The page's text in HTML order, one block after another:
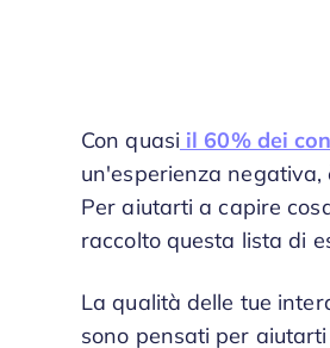
Con quasi il 60% dei
un'esperienza
Per aiutarti a capire
raccolto questa lista di
La qualità delle tue
sono pensati per